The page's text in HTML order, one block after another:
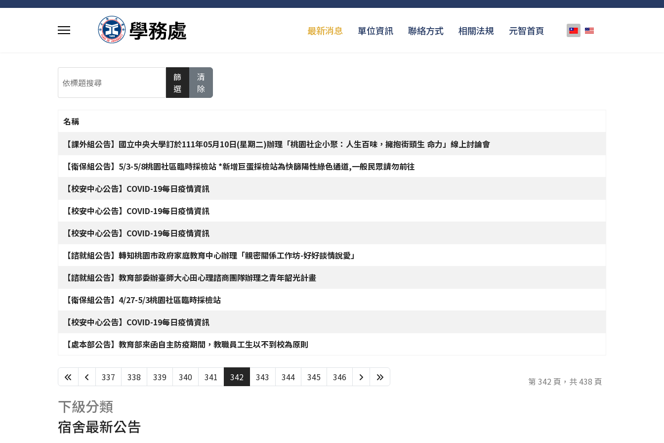
最新消息 單位資訊 聯絡方式 相關法規 元智首頁 選擇你的語言
篩
選
清
除
文章列表
名稱
【課外組公告】國立中央大學訂於111年05月10日(星期二)辦理「桃園社企小聚：人生百味，擁抱街頭生 命力」線上討論會
【衛保組公告】5/3-5/8桃園社區臨時採檢站 *新增巨蛋採檢站為快篩陽性綠色通道,一般民眾請勿前往
【校安中心公告】COVID-19每日疫情資訊
【校安中心公告】COVID-19每日疫情資訊
【校安中心公告】COVID-19每日疫情資訊
【諮就組公告】轉知桃園市政府家庭教育中心辦理「親密關係工作坊-好好談情說愛」
【諮就組公告】教育部委辦臺師大心田心理諮商團隊辦理之青年韶光計畫
【衛保組公告】4/27-5/3桃園社區臨時採檢站
【校安中心公告】COVID-19每日疫情資訊
【處本部公告】教育部來函自主防疫期間，教職員工生以不到校為原則
第 342 頁，共 438 頁
337 338 339 340 341 342 343 344 345 346
下級分類
宿舍最新公告